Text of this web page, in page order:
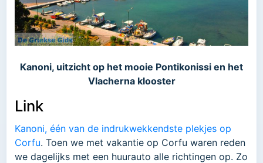
Kanoni, uitzicht op het mooie Pontikonissi en het
Vlacherna klooster
Link
Kanoni, één van de indrukwekkendste plekjes op
Corfu. Toen we met vakantie op Corfu waren reden
we dagelijks met een huurauto alle richtingen op. Zo